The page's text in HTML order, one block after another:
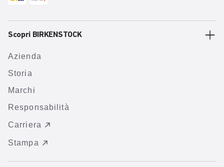
Scopri BIRKENSTOCK
Azienda
Storia
Marchi
Responsabilità
Carriera
Stampa